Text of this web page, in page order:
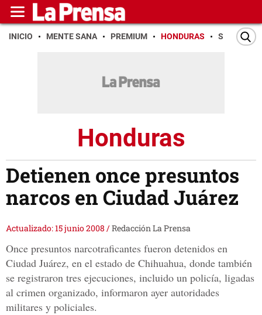
INICIO MENTE SANA PREMIUM HONDURAS SAN PEDRO
Honduras
Detienen once presuntos
narcos en Ciudad Juárez
Actualizado: 15 junio 2008 /Redacción La Prensa
Once presuntos narcotraficantes fueron detenidos en
Ciudad Juárez, en el estado de Chihuahua, donde también
se registraron tres ejecuciones, incluido un policía, ligadas
al crimen organizado, informaron ayer autoridades
militares y policiales.